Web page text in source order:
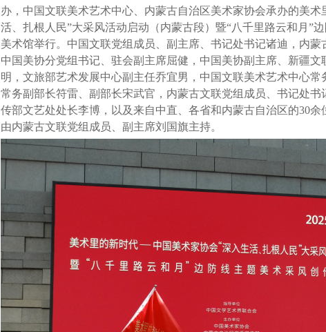
办，中国文联美术艺术中心、内蒙古自治区美术家协会承办的美术
活、扎根人民”大采风活动启动（内蒙古段）暨“八千里路云和月”
美术馆举行。中国文联党组成员、副主席、书记处书记诸迪，内蒙
中国美协分党组书记、驻会副主席屈健， 中国美协副主席、新疆
明，文旅部艺术发展中心副主任乔宜男，中国文联美术艺术中心
常务副部长符雷
副部长宋武官，内蒙古文联党组成员、书记处
传部文艺处处长李博，以及来自中直、各省和内蒙古自治区的30
由内蒙古文联党组成员、副主席刘国旗主持。